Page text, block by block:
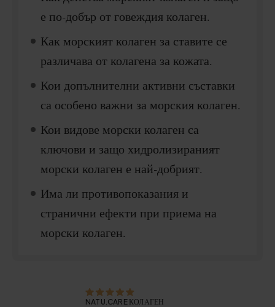
е по-добър от говеждия колаген.
Как морският колаген за ставите се
различава от колагена за кожата.
Кои допълнителни активни съставки
са особено важни за морския колаген.
Кои видове морски колаген са
ключови и защо хидролизираният
морски колаген е най-добрият.
Има ли противопоказания и
странични ефекти при приема на
морски колаген.
NATU.CARE КОЛАГЕН